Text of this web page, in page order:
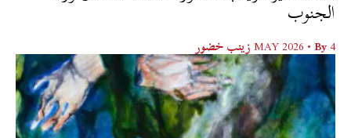
الجنوب
4 MAY 2026
• By زينب خضور